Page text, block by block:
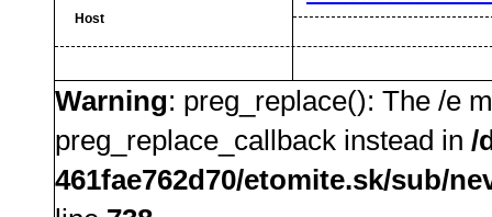
Host
Warning: preg_replace(): The /e
preg_replace_callback instead in /
461fae762d70/etomite.sk/sub/